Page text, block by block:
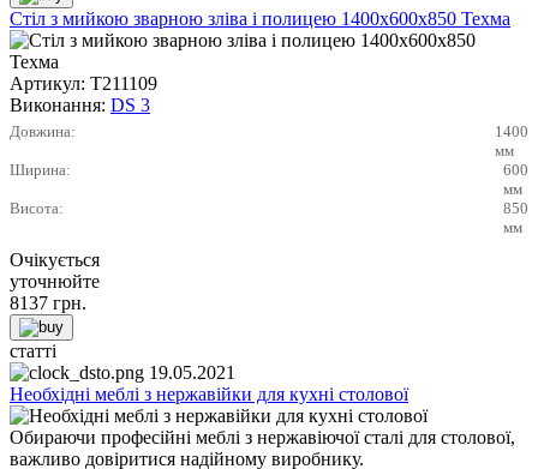
Стіл з мийкою зварною зліва і полицею 1400х600х850 Техма
Артикул: Т211109
Виконання: DS 3
Довжина:
1400
мм
Ширина:
600
мм
Висота:
850
мм
Очікується
уточнюйте
8137 грн.
статті
19.05.2021
Необхідні меблі з нержавійки для кухні столової
Обираючи професійні меблі з нержавіючої сталі для столової,
важливо довіритися надійному виробнику.